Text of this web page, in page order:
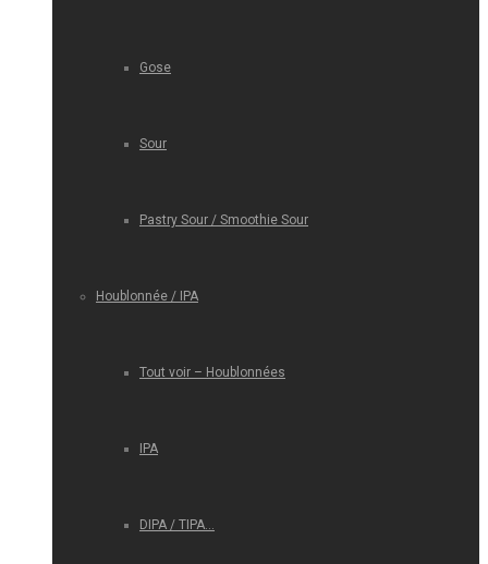
Gose
Sour
Pastry Sour / Smoothie Sour
Houblonnée / IPA
Tout voir – Houblonnées
IPA
DIPA / TIPA…